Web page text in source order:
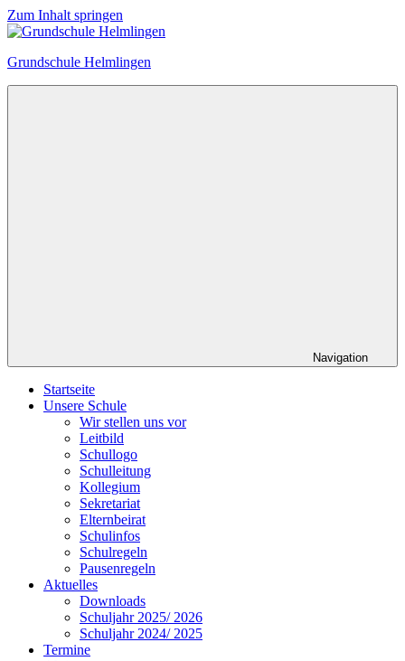
Zum Inhalt springen
Grundschule Helmlingen
Navigation
Startseite
Unsere Schule
Wir stellen uns vor
Leitbild
Schullogo
Schulleitung
Kollegium
Sekretariat
Elternbeirat
Schulinfos
Schulregeln
Pausenregeln
Aktuelles
Downloads
Schuljahr 2025/ 2026
Schuljahr 2024/ 2025
Termine